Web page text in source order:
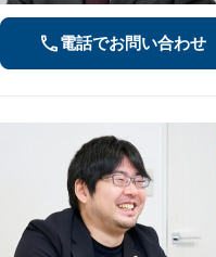
電話でお問い合わせ